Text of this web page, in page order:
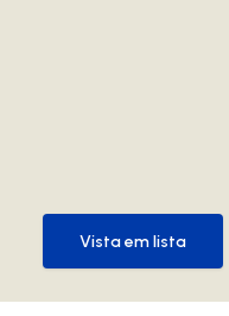
Vista em lista
Vista em lista